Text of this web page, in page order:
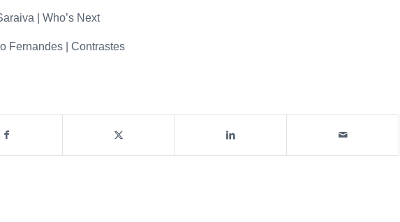
| Who’s Next
Fernandes | Contrastes